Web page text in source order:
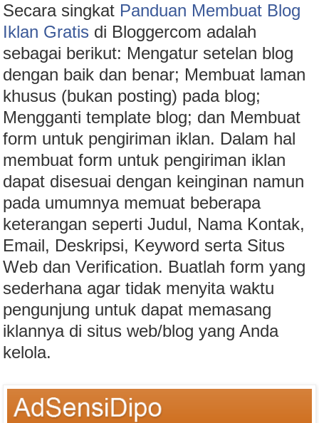
Secara singkat Panduan Membuat Blog
Iklan Gratis di Bloggercom adalah
sebagai berikut: Mengatur setelan blog
dengan baik dan benar; Membuat laman
khusus (bukan posting) pada blog;
Mengganti template blog; dan Membuat
form untuk pengiriman iklan. Dalam hal
membuat form untuk pengiriman iklan
dapat disesuai dengan keinginan namun
pada umumnya memuat beberapa
keterangan seperti Judul, Nama Kontak,
Email, Deskripsi, Keyword serta Situs
Web dan Verification. Buatlah form yang
sederhana agar tidak menyita waktu
pengunjung untuk dapat memasang
iklannya di situs web/blog yang Anda
kelola.